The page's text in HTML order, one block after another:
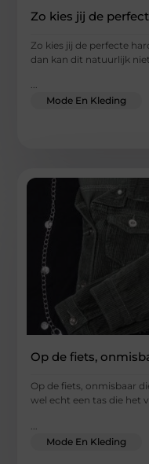
Zo kies jij de
Zo kies jij de perfecte
dan kan dit natuurlijk
...
Mode En Kleding
Op de fiets,
Op de fiets, onmisbaar
wel echt een tas die het
Mode En Kleding